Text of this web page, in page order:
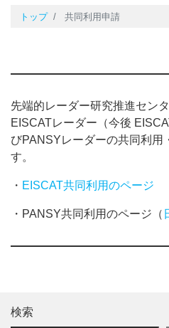
トップ 共同利用申請
先端的レーダー研究推進セン
EISCATレーダー（今後
びPANSYレーダーの共同利用
す。
・ EISCAT共同利用のページ
・PANSY共同利用のページ（
検索